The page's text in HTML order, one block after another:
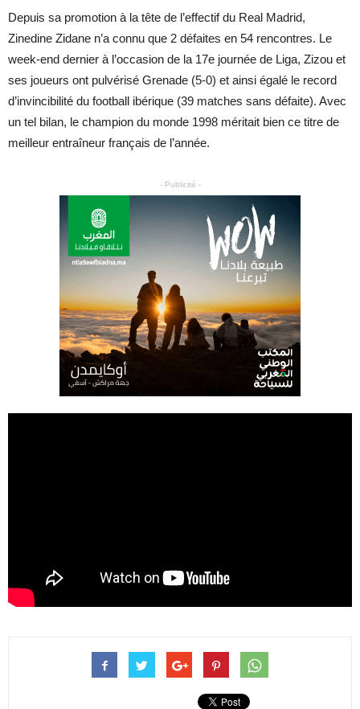
Depuis sa promotion à la tête de l’effectif du Real Madrid,
Zinedine Zidane n’a connu que 2 défaites en 54 rencontres. Le
week-end dernier à l’occasion de la 17e journée de Liga, Zizou et
ses joueurs ont pulvérisé Grenade (5-0) et ainsi égalé le record
d’invincibilité du football ibérique (39 matches sans défaite). Avec
un tel bilan, le champion du monde 1998 méritait bien ce titre de
meilleur entraîneur français de l’année.
- Publicité -